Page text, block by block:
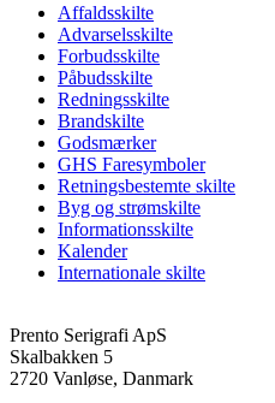
Affaldsskilte
Advarselsskilte
Forbudsskilte
Påbudsskilte
Redningsskilte
Brandskilte
Godsmærker
GHS Faresymboler
Retningsbestemte skilte
Byg og strømskilte
Informationsskilte
Kalender
Internationale skilte
Prento Serigrafi ApS
Skalbakken 5
2720 Vanløse, Danmark